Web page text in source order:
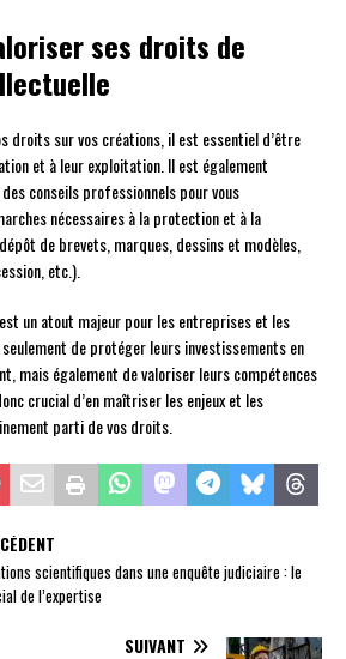
ses droits de
droits sur vos créations, il est essentiel d’être
et à leur exploitation. Il est également
conseils professionnels pour vous
nécessaires à la protection et à la
de brevets, marques, dessins et modèles,
etc.).
un atout majeur pour les entreprises et les
de protéger leurs investissements en
mais également de valoriser leurs compétences
crucial d’en maîtriser les enjeux et les
parti de vos droits.
scientifiques dans une enquête judiciaire : le
de l’expertise
SUIVANT